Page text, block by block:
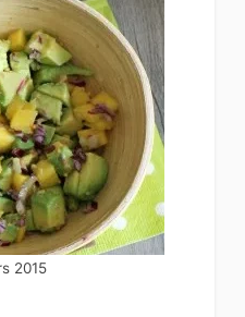
2015